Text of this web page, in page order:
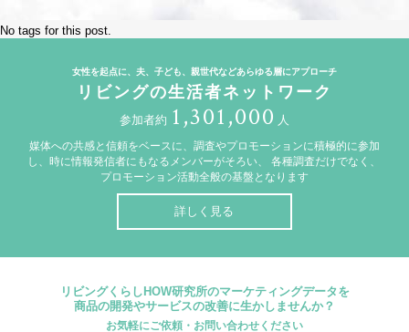
No tags for this post.
女性を起点に、夫、子ども、親世代などあらゆる層にアプローチ
リビングの生活者ネットワーク
参加者約 1,301,000 人
媒体への共感と信頼をベースに、調査やプロモーションに積極的に参加
し、時に情報発信者にもなるメンバーがそろい、
各種調査だけでなく、
プロモーション活動全般の基盤となります
詳しく見る
リビングくらしHOW研究所のマーケティングデータを
商品の開発やサービスの改善に生かしませんか？
お気軽にご依頼・お問い合わせください